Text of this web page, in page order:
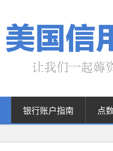
银行账户指南 点